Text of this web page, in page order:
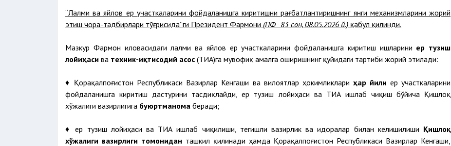
“Лалми ва яйлов ер участкаларини фойдаланишга киритишни рағбатлантиришнинг янги механизмларини жорий
этиш чора-тадбирлари тўғрисида”ги Президент Фармони (ПФ–83-сон, 08.05.2026 й.) қабул қилинди.
Мазкур Фармон иловасидаги лалми ва яйлов ер участкаларини фойдаланишга киритиш ишларини ер тузиш
лойиҳаси ва техник-иқтисодий асос (ТИА)га мувофиқ амалга оширишнинг қуйидаги тартиби жорий этилади:
♦ Қорақалпоғистон Республикаси Вазирлар Кенгаши ва вилоятлар ҳокимликлари ҳар йили ер участкаларини
фойдаланишга киритиш дастурини тасдиқлайди, ер тузиш лойиҳаси ва ТИА ишлаб чиқиш бўйича Қишлоқ
хўжалиги вазирлигига буюртманома беради;
♦ ер тузиш лойиҳаси ва ТИА ишлаб чиқилиши, тегишли вазирлик ва идоралар билан келишилиши Қишлоқ
хўжалиги вазирлиги томонидан ташкил қилинади ҳамда Қорақалпоғистон Республикаси Вазирлар Кенгаши,